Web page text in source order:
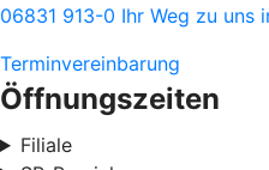
06831 913-0 Ihr Weg zu uns
Terminvereinbarung
Öffnungszeiten
Filiale